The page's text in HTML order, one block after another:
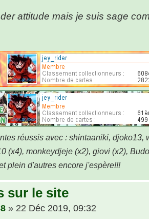
attitude mais je suis sage
réussis avec : shintaaniki, djoko13,
(x4), monkeydjeje (x2), giovi (x2),
plein d'autres encore j'espère!!!
sur le site
» 22 Déc 2019, 09:32